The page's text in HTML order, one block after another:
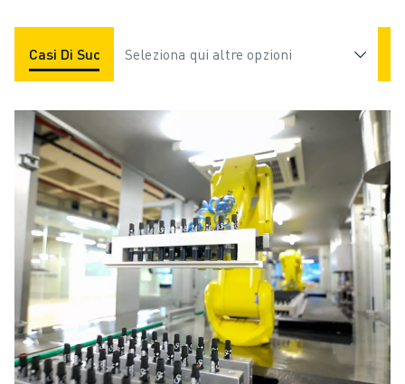
Casi Di Successo Applicazioni Settori
Seleziona qui altre opzioni